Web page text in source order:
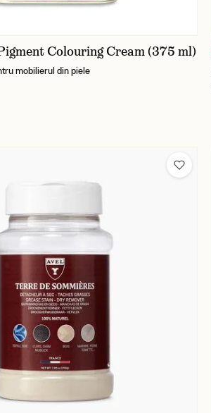
Colouring Cream (375 ml)
mobilierul din piele